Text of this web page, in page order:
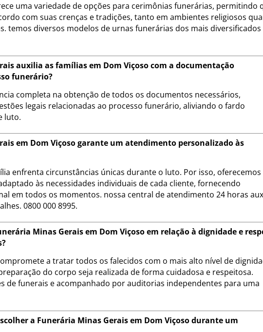
uma variedade de opções para cerimônias funerárias, permitindo
com suas crenças e tradições, tanto em ambientes religiosos
temos diversos modelos de urnas funerárias dos mais diversificados
auxilia as famílias em Dom Viçoso com a documentação
funerário?
completa na obtenção de todos os documentos necessários,
legais relacionadas ao processo funerário, aliviando o fardo
luto.
em Dom Viçoso garante um atendimento personalizado às
enfrenta circunstâncias únicas durante o luto. Por isso, oferecemos
às necessidades individuais de cada cliente, fornecendo
em todos os momentos. nossa central de atendimento 24 horas
0800 000 8995.
Minas Gerais em Dom Viçoso em relação à dignidade e
a tratar todos os falecidos com o mais alto nível de
do corpo seja realizada de forma cuidadosa e respeitosa.
de funerais e acompanhado por auditorias independentes para uma
a Funerária Minas Gerais em Dom Viçoso durante um